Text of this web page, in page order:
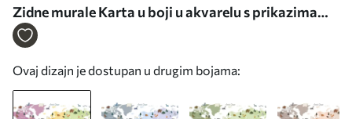
Zidne murale Karta u boji u akvarelu s prikazima
životinja, biljaka i arhitekture. Oznake na
Ovaj dizajn je dostupan u drugim bojama: